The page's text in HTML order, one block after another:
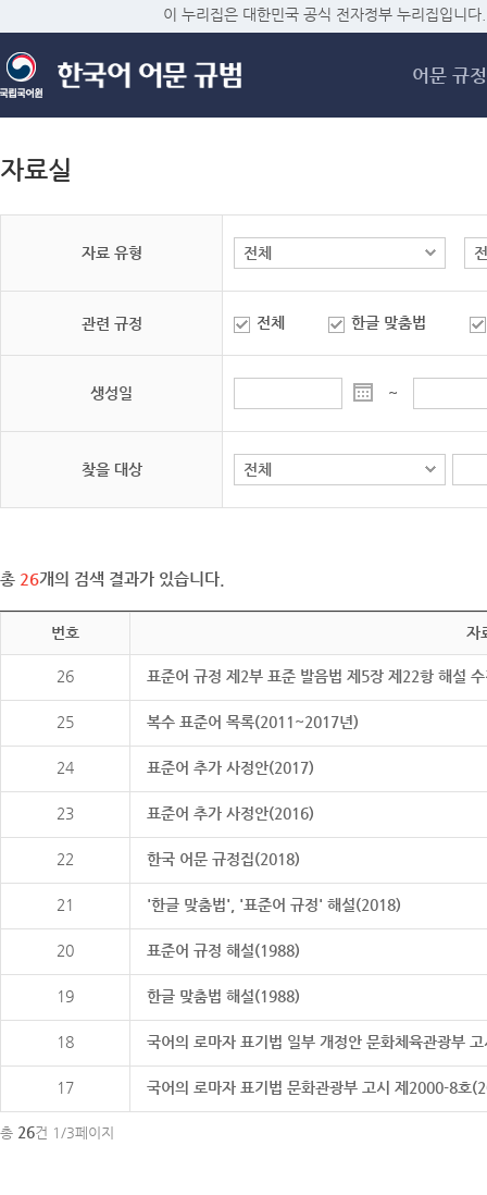
메
이 누리집은 대한민국 공식 전자정부 누리집입니다.
어문 규정
자료실
자료 유형
관련 규정 전체 한글 맞춤법
생성일 ~
찾을 대상
총 26개의 검색 결과가 있습니다.
번호 자
26 표준어 규정 제2부 표준 발음법 제5장 제22항 해설
25 복수 표준어 목록(2011~2017년)
24 표준어 추가 사정안(2017)
23 표준어 추가 사정안(2016)
22 한국 어문 규정집(2018)
21 '한글 맞춤법', '표준어 규정' 해설(2018)
20 표준어 규정 해설(1988)
19 한글 맞춤법 해설(1988)
18 국어의 로마자 표기법 일부 개정안 문화체육관광부
17 국어의 로마자 표기법 문화관광부 고시 제2000-8호
총 26건 1/3페이지